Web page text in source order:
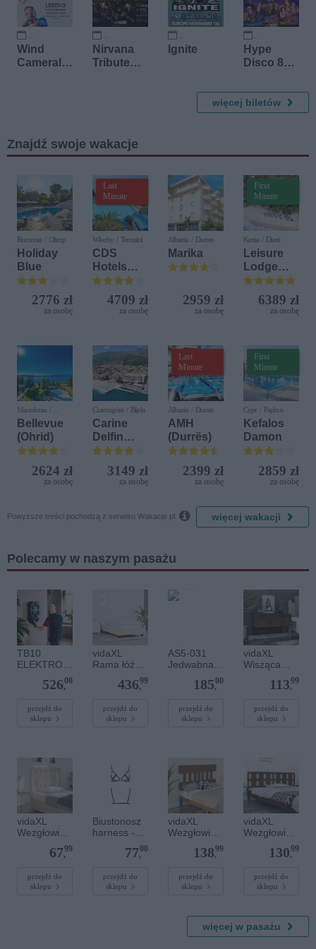
9 października 2026
Wind
Cameral
14 października 2026
Nirvana
Tribute
19 listopada 2026
Ignite 27 listopada 2026
Hype
Disco 80
więcej biletów
Znajdź swoje wakacje
Rumunia / Olimp
Holiday
Blue
2776 zł
za osobę
Last
Minute
Włochy / Terrasini
CDS
Hotels
Terrasini
(ex. Citta
del Mare)
4709 zł
za osobę
Albania / Durres
Marika
2959 zł
za osobę
First
Minute
Kenia / Diani
Leisure
Lodge
Beach &
Golf
Resort by
6389 zł
za osobę
Macedonia /
Ochryda
Bellevue
(Ohrid)
2624 zł
za osobę
Czarnogóra / Bijela
Carine
Delfin
Bijela (ex.
Iberostar
Bijela
3149 zł
za osobę
Last
Minute
Albania / Durres
AMH
(Durrës)
2399 zł
za osobę
First
Minute
Cypr / Paphos
Kefalos
Damon
2859 zł
za osobę
Powyższe treści pochodzą z serwisu Wakacje.pl.  więcej wakacji
Polecamy w naszym pasażu
TB10
ELEKTRONI
TARCZA
BLUETOOT
MI BATERIA
HMS
526,
00
przejdź do
sklepu
vidaXL
Rama łóżka
materaca,
100x200
cm, obita
436,
99
przejdź do
sklepu
AS5-031
Jedwabna
Satyna,185,
00
przejdź do
sklepu
vidaXL
Wisząca
nocna,113,
99
przejdź do
sklepu
vidaXL
Wezgłowie
96x4x100
drewno
sosnowe
67,
99
przejdź do
sklepu
Biustonosz
harness -
NICKY BRA
77,
00
przejdź do
sklepu
vidaXL
Wezgłowie
miodowy
143,5x3x81
cm, drewno
138,
99
przejdź do
sklepu
vidaXL
Wezgłowie
miodowy
205,5x4x10
0 cm,
130,
99
przejdź do
sklepu
więcej w pasażu